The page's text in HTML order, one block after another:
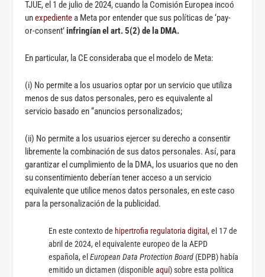
TJUE, el 1 de julio de 2024, cuando la Comisión Europea incoó
unexpedientea Meta por entender que sus políticas de ‘pay-
or-consent’infringían el art. 5(2) de la DMA.
En particular, la CE consideraba que el modelo de Meta:
(i) No permite a los usuarios optar por un servicio que utiliza
menos de sus datos personales, pero es equivalente al
servicio basado en “anuncios personalizados;
(ii) No permite a los usuarios ejercer su derecho a consentir
libremente la combinación de sus datos personales. Así, para
garantizar el cumplimiento de la DMA, los usuarios que no den
su consentimiento deberían tener acceso a un servicio
equivalente que utilice menos datos personales, en este caso
para la personalización de la publicidad.
En este contexto de hipertrofia regulatoria digital,el 17 de
abril de 2024, el equivalente europeo de la AEPD
española, elEuropean Data Protection Board (EDPB) había
emitido un dictamen (disponibleaquí) sobre esta política